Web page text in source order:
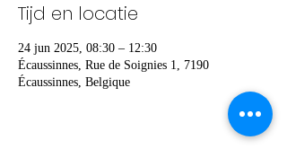
Tijd en locatie
24 jun 2025, 08:30 – 12:30
Écaussinnes, Rue de Soignies 1, 7190
Écaussinnes, Belgique